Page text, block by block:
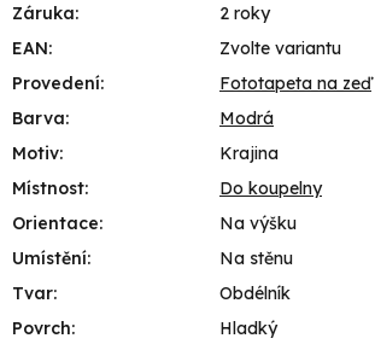
Záruka:
2 roky
EAN:
Zvolte variantu
Provedení:
Fototapeta na zeď
Barva:
Modrá
Motiv:
Krajina
Místnost:
Do koupelny
Orientace:
Na výšku
Umístění:
Na stěnu
Tvar:
Obdélník
Povrch:
Hladký